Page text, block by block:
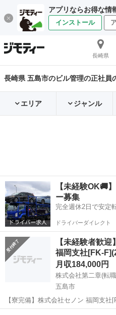
アプリならお得な情
インストール
長崎県
長崎県 五島市のビル管理の正社員
エリア ジャンル
【未経験OK🚚
ー募集
完全週休2日で安定
ドライバーダイレクト
【未経験者歓
福岡支社[FK-
月収184,000円
株式会社第二章(転
五島市
【寮完備】株式会社セノン 福岡支
社員 - 五島市 【応募先企業名】株式会社第二章(転職相談事業部) 【雇